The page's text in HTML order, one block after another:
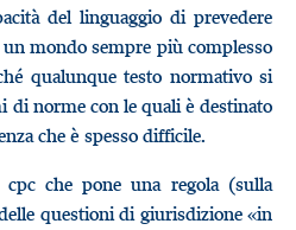
del linguaggio di prevedere
mondo sempre più complesso
qualunque testo normativo si
di norme con le quali è destinato
che è spesso difficile.
che pone una regola (sulla
questioni di giurisdizione «in